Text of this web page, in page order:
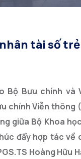
tài số
Bộ Bưu chính
Viễn thông
giữa Bộ Khoa
đẩy hợp tác
Hoàng Hữu